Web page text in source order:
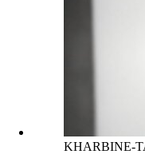
KHARBINE-